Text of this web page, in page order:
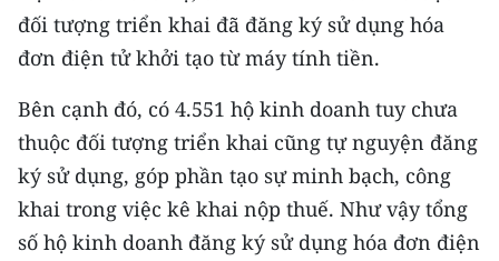
CÁC CHUYÊN TRANG
VỀ BÁO NHÂN DÂN
THỜI NAY
NHÂN DÂN CUỐI TUẦN
đối tượng triển khai đã đăng ký sử dụng hóa
đơn điện tử khởi tạo từ máy tính tiền.
Bên cạnh đó, có 4.551 hộ kinh doanh tuy chưa
thuộc đối tượng triển khai cũng tự nguyện đăng
ký sử dụng, góp phần tạo sự minh bạch, công
khai trong việc kê khai nộp thuế. Như vậy tổng
số hộ kinh doanh đăng ký sử dụng hóa đơn điện